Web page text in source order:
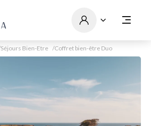
Séjours Bien-Etre Coffret bien-être Duo